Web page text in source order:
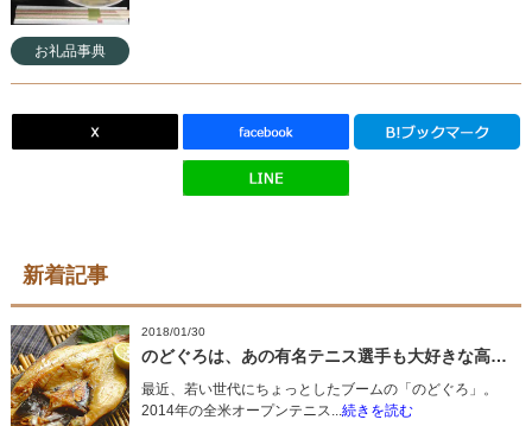
お礼品事典
新着記事
2018/01/30
のどぐろは、あの有名テニス選手も大好きな高級魚！
最近、若い世代にちょっとしたブームの「のどぐろ」。
2014年の全米オープンテニス...続きを読む